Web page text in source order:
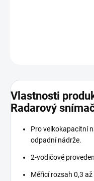
Vlastnosti
Radarový
Pro velkokapacitní
odpadní nádrže.
2-vodičové
Měřicí rozsah 0,3 až